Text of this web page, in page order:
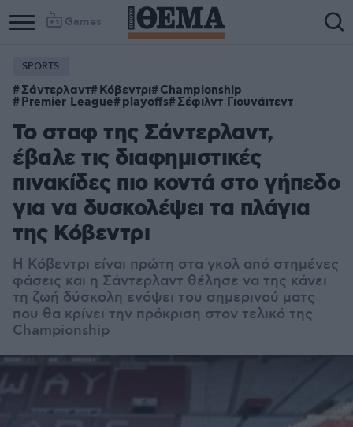
Games
SPORTS
Σάντερλαντ Κόβεντρι Championship
Premier League playoffs Σέφιλντ Γιουνάιτεντ
Το σταφ της Σάντερλαντ,
έβαλε τις διαφημιστικές
πινακίδες πιο κοντά στο γήπεδο
για να δυσκολέψει τα πλάγια
της Κόβεντρι
Η Κόβεντρι είναι πρώτη στα γκολ από στημένες
φάσεις και η Σάντερλαντ θέλησε να της κάνει
τη ζωή δύσκολη ενόψει του σημερινού ματς
που θα κρίνει την πρόκριση στον τελικό της
Championship